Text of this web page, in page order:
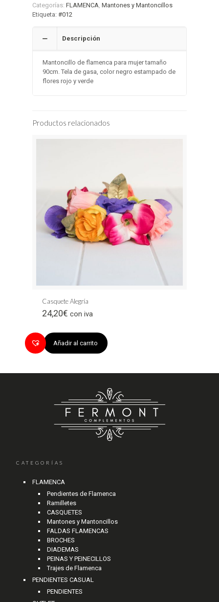
Categorías: FLAMENCA Mantones y Mantoncillos
Etiqueta: #012
Descripción
Mantoncillo de flamenca para mujer tamaño
90cm. Tela de gasa, color negro estampado de
flores rojo y verde
Productos relacionados
Casquete Alegría
24,20€ con iva
Añadir al carrito
CATEGORÍAS
FLAMENCA
Pendientes de Flamenca
Ramilletes
CASQUETES
Mantones y Mantoncillos
FALDAS FLAMENCAS
BROCHES
DIADEMAS
PEINAS Y PEINECILLOS
Trajes de Flamenca
PENDIENTES CASUAL
PENDIENTES